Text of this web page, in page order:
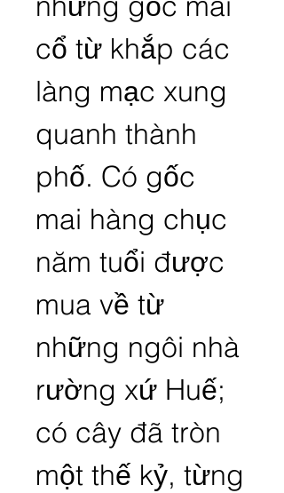
cổ từ khắp các
làng mạc xung
quanh thành
phố. Có gốc
mai hàng chục
năm tuổi được
mua về từ
những ngôi nhà
rường xứ Huế;
có cây đã tròn
một thế kỷ, từng